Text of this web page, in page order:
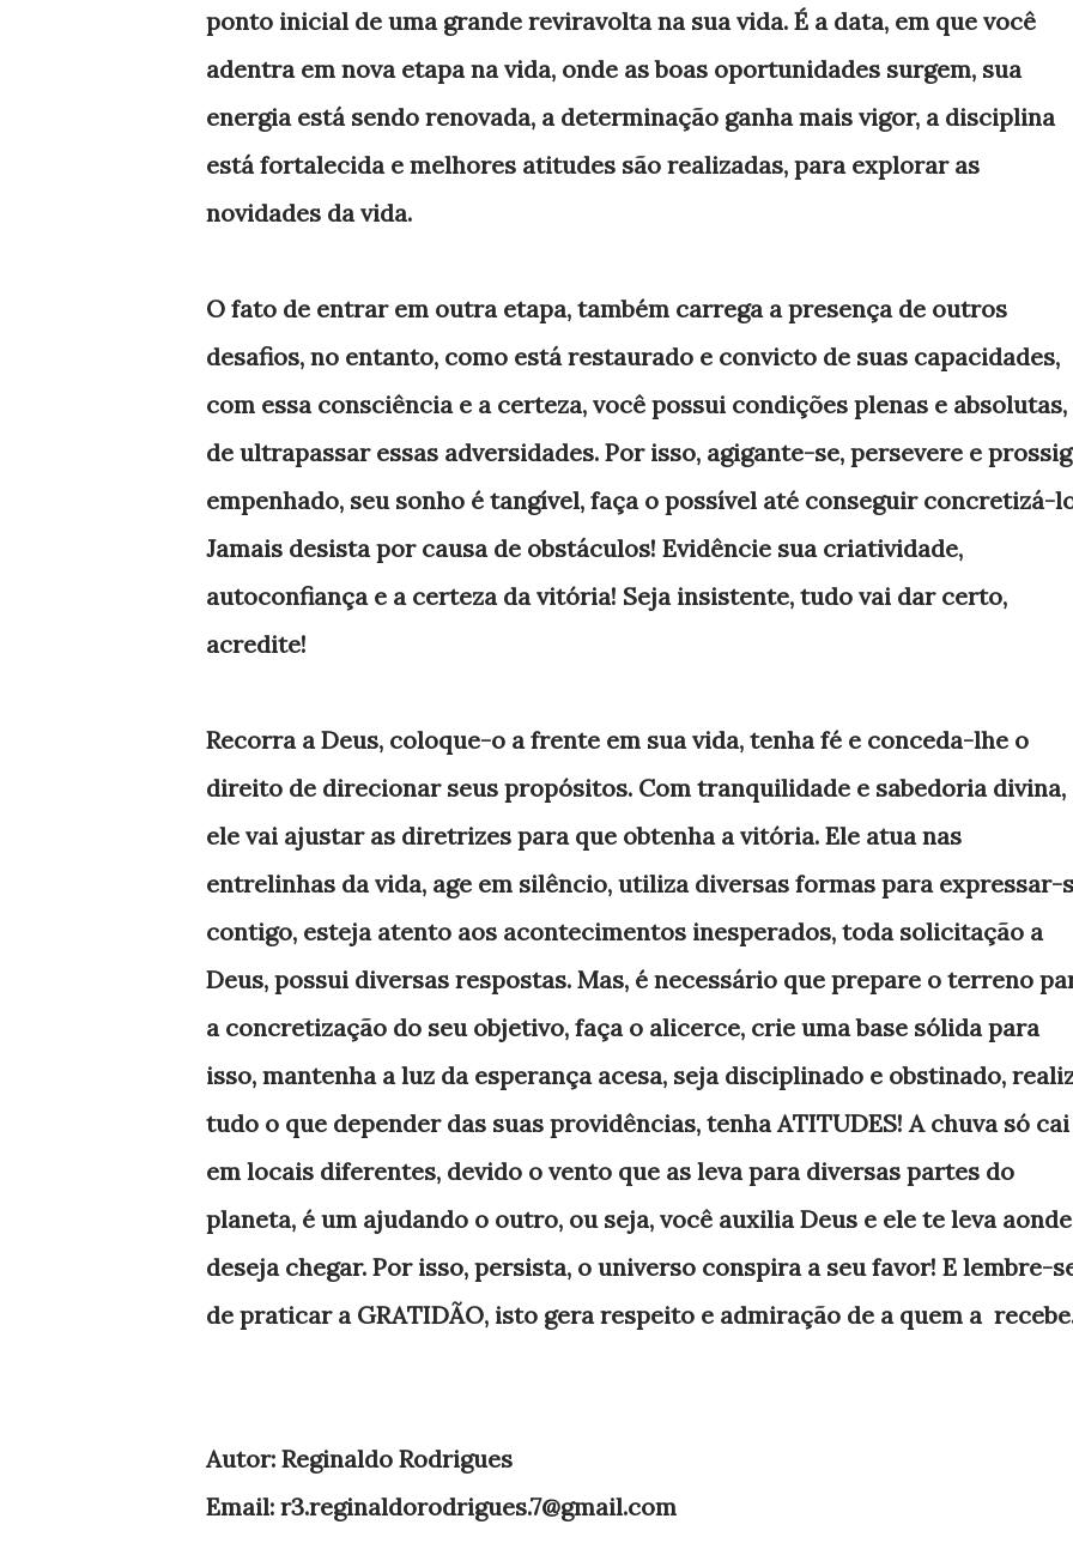
ponto inicial de uma grande reviravolta na sua vida. É a data, em que você
adentra em nova etapa na vida, onde as boas oportunidades surgem, sua
energia está sendo renovada, a determinação ganha mais vigor, a disciplina
está fortalecida e melhores atitudes são realizadas, para explorar as
novidades da vida.
O fato de entrar em outra etapa, também carrega a presença de outros
desafios, no entanto, como está restaurado e convicto de suas capacidades,
com essa consciência e a certeza, você possui condições plenas e absolutas,
de ultrapassar essas adversidades. Por isso, agigante-se, persevere e
empenhado, seu sonho é tangível, faça o possível até conseguir concretizá-
Jamais desista por causa de obstáculos! Evidêncie sua criatividade,
autoconfiança e a certeza da vitória! Seja insistente, tudo vai dar certo,
acredite!
Recorra a Deus, coloque-o a frente em sua vida, tenha fé e conceda-lhe o
direito de direcionar seus propósitos. Com tranquilidade e sabedoria divina,
ele vai ajustar as diretrizes para que obtenha a vitória. Ele atua nas
entrelinhas da vida, age em silêncio, utiliza diversas formas para expressar-
contigo, esteja atento aos acontecimentos inesperados, toda solicitação a
Deus, possui diversas respostas. Mas, é necessário que prepare o terreno
a concretização do seu objetivo, faça o alicerce, crie uma base sólida para
isso, mantenha a luz da esperança acesa, seja disciplinado e obstinado,
tudo o que depender das suas providências, tenha ATITUDES! A chuva só cai
em locais diferentes, devido o vento que as leva para diversas partes do
planeta, é um ajudando o outro, ou seja, você auxilia Deus e ele te leva aonde
deseja chegar. Por isso, persista, o universo conspira a seu favor! E lembre-
de praticar a GRATIDÃO, isto gera respeito e admiração de a quem a
Autor: Reginaldo Rodrigues
Email: r3.reginaldorodrigues.7@gmail.com